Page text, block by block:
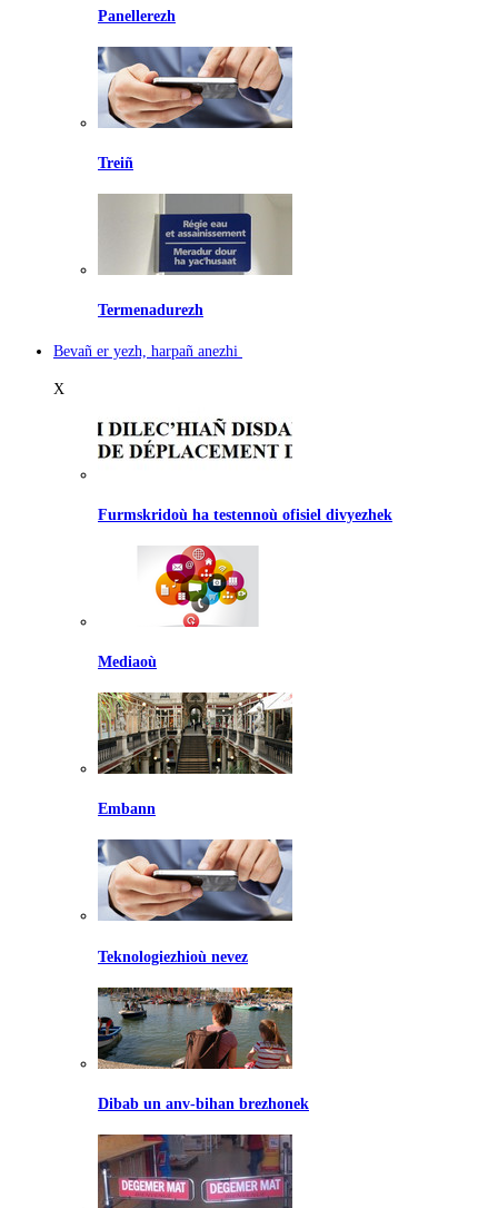
Panellerezh
Treiñ
Termenadurezh
Bevañ er yezh, harpañ anezhi
X
Furmskridoù ha testennoù ofisiel divyezhek
Mediaoù
Embann
Teknologiezhioù nevez
Dibab un anv-bihan brezhonek